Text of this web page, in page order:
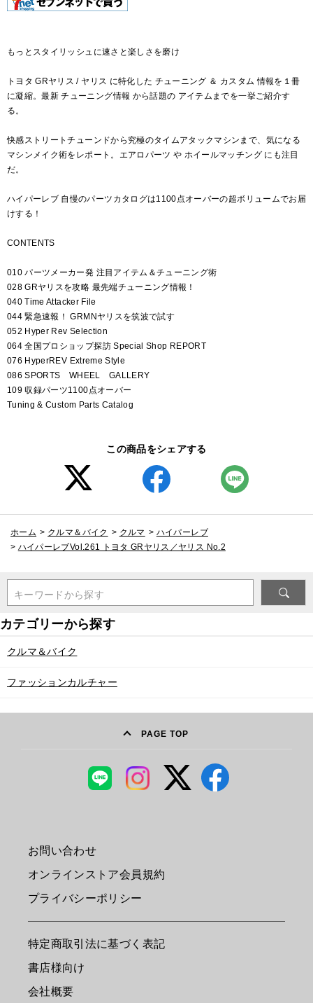
もっとスタイリッシュに速さと楽しさを磨け
トヨタ GRヤリス / ヤリス に特化した チューニング ＆ カスタム 情報を１冊
に凝縮。最新 チューニング情報 から話題の アイテムまでを一挙ご紹介す
る。
快感ストリートチューンドから究極のタイムアタックマシンまで、気になる
マシンメイク術をレポート。エアロパーツ や ホイールマッチング にも注目
だ。
ハイパーレブ 自慢のパーツカタログは1100点オーバーの超ボリュームでお届
けする！
CONTENTS
010 パーツメーカー発 注目アイテム＆チューニング術
028 GRヤリスを攻略 最先端チューニング情報！
040 Time Attacker File
044 緊急速報！ GRMNヤリスを筑波で試す
052 Hyper Rev Selection
064 全国プロショップ探訪 Special Shop REPORT
076 HyperREV Extreme Style
086 SPORTS WHEEL GALLERY
109 収録パーツ1100点オーバー
Tuning & Custom Parts Catalog
この商品をシェアする
ホーム > クルマ＆バイク > クルマ > ハイパーレブ
> ハイパーレブVol.261 トヨタ GRヤリス／ヤリス No.2
キーワードから探す
クルマ＆バイク
ファッションカルチャー
PAGE TOP
お問い合わせ
オンラインストア会員規約
プライバシーポリシー
特定商取引法に基づく表記
書店様向け
会社概要